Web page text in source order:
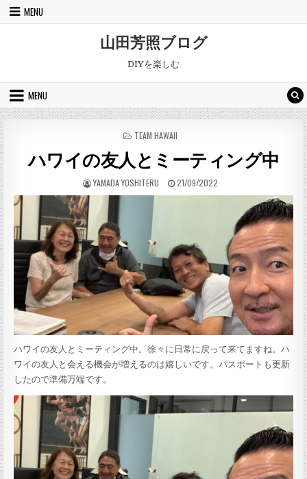
Skip to content
MENU
山田芳照ブログ
DIYを楽しむ
MENU
POSTED IN
TEAM HAWAII
ハワイの友人とミーティング中
AUTHOR:
YAMADA YOSHITERU PUBLISHED DATE:
21/09/2022
ハワイの友人とミーティング中。徐々に日常に戻って来てますね。ハ
ワイの友人と会える機会が増えるのは嬉しいです。パスポートも更新
したので準備万端です。